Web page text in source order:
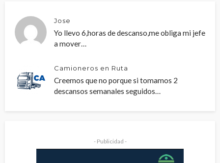
Jose
Yo llevo 6,horas de descanso,me obliga mi jefe
a mover…
Camioneros en Ruta
Creemos que no porque si tomamos 2
descansos semanales seguidos…
- Publicidad -